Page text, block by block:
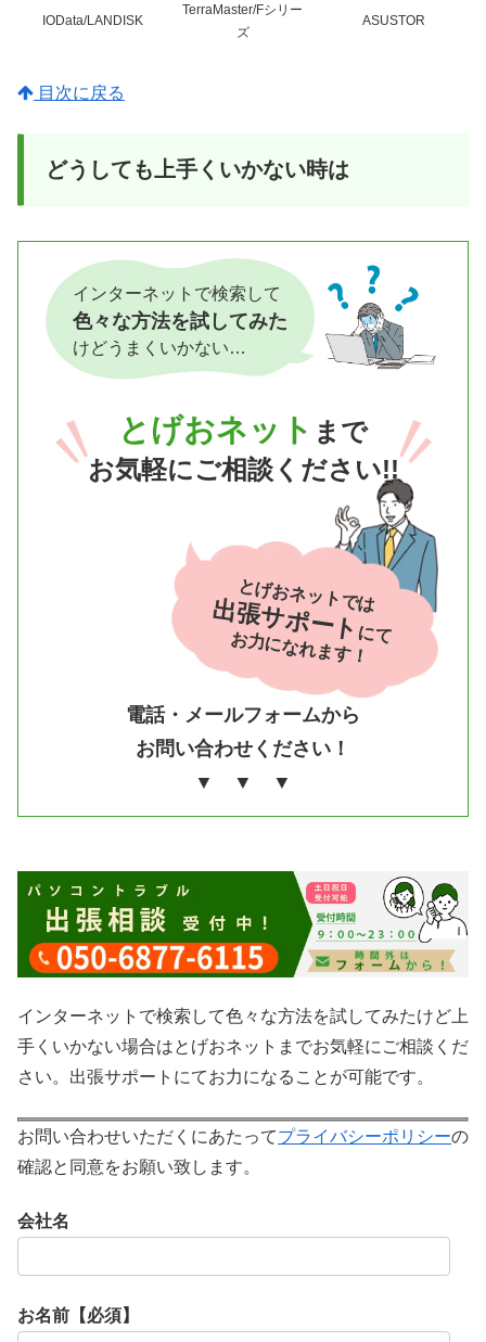
IOData/LANDISK
TerraMaster/Fシリー
ズ
ASUSTOR
目次に戻る
どうしても上手くいかない時は
インターネットで検索して
色々な方法を試してみた
けどうまくいかない…
とげおネット まで
お気軽にご相談ください!!
電話・メールフォームから
お問い合わせください！
▼ ▼ ▼
とげおネットでは
出張サポートにて
お力になれます！
インターネットで検索して色々な方法を試してみたけど上
手くいかない場合はとげおネットまでお気軽にご相談くだ
さい。出張サポートにてお力になることが可能です。
お問い合わせいただくにあたってプライバシーポリシーの
確認と同意をお願い致します。
会社名
お名前【必須】